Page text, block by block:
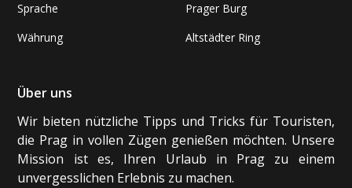
Sprache
Währung
Prager Burg
Altstädter Ring
Über uns
Wir bieten nützliche Tipps und Tricks für Touristen,
die Prag in vollen Zügen genießen möchten. Unsere
Mission ist es, Ihren Urlaub in Prag zu einem
unvergesslichen Erlebnis zu machen.